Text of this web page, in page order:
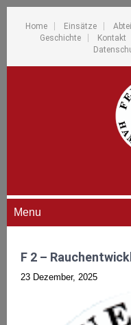
Home Einsätze
Geschichte
Kontakt
Menu
F 2 –
23 Dezember, 2025